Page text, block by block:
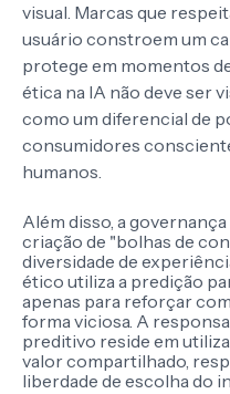
visual. Marcas que
usuário constroem um
protege em momentos
ética na IA não deve ser
como um diferencial de
consumidores
humanos.
Além disso, a
criação de "bolhas de
diversidade de
ético utiliza a predição
apenas para reforçar
forma viciosa. A
preditivo reside em
valor compartilhado,
liberdade de escolha do